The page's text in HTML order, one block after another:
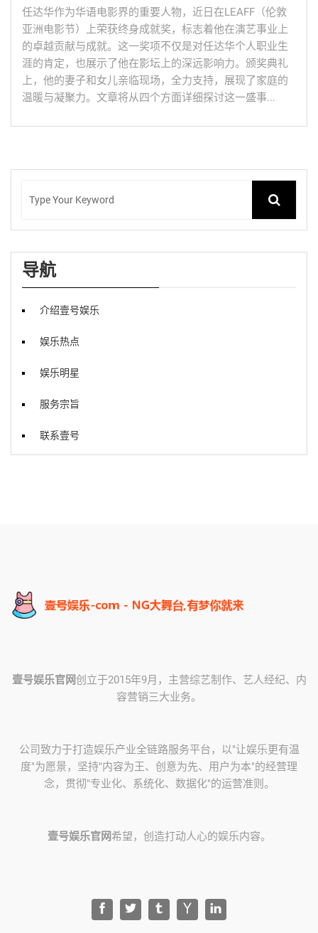
任达华作为华语电影界的重要人物，近日在LEAFF（伦敦
亚洲电影节）上荣获终身成就奖，标志着他在演艺事业上
的卓越贡献与成就。这一奖项不仅是对任达华个人职业生
涯的肯定，也展示了他在影坛上的深远影响力。颁奖典礼
上，他的妻子和女儿亲临现场，全力支持，展现了家庭的
温暖与凝聚力。文章将从四个方面详细探讨这一盛事...
导航
介绍壹号娱乐
娱乐热点
娱乐明星
服务宗旨
联系壹号
壹号娱乐官网创立于2015年9月，主营综艺制作、艺人经纪、内
容营销三大业务。
公司致力于打造娱乐产业全链路服务平台，以"让娱乐更有温
度"为愿景，坚持"内容为王、创意为先、用户为本"的经营理
念，贯彻"专业化、系统化、数据化"的运营准则。
壹号娱乐官网希望，创造打动人心的娱乐内容。